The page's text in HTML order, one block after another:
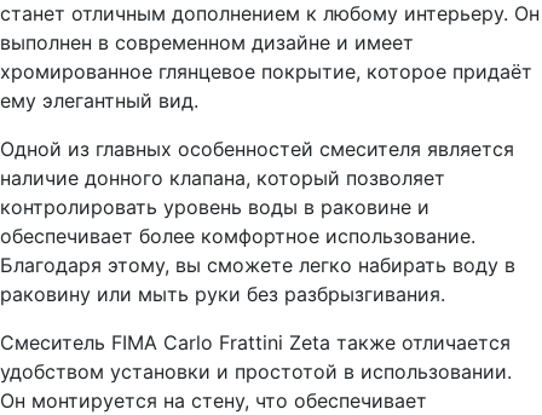
станет отличным дополнением к любому интерьеру. Он
выполнен в современном дизайне и имеет
хромированное глянцевое покрытие, которое придаёт
ему элегантный вид.
Одной из главных особенностей смесителя является
наличие донного клапана, который позволяет
контролировать уровень воды в раковине и
обеспечивает более комфортное использование.
Благодаря этому, вы сможете легко набирать воду в
раковину или мыть руки без разбрызгивания.
Смеситель FIMA Carlo Frattini Zeta также отличается
удобством установки и простотой в использовании.
Он монтируется на стену, что обеспечивает